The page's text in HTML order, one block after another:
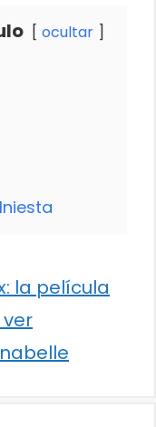
ocultar
la película